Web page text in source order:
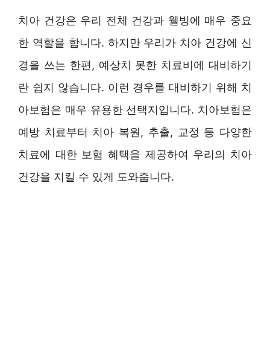
치아 건강은 우리 전체 건강과 웰빙에 매우 중요
한 역할을 합니다. 하지만 우리가 치아 건강에 신
경을 쓰는 한편, 예상치 못한 치료비에 대비하기
란 쉽지 않습니다. 이런 경우를 대비하기 위해 치
아보험은 매우 유용한 선택지입니다. 치아보험은
예방 치료부터 치아 복원, 추출, 교정 등 다양한
치료에 대한 보험 혜택을 제공하여 우리의 치아
건강을 지킬 수 있게 도와줍니다.